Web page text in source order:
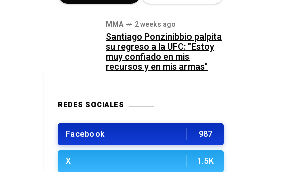
MMA 2 weeks ago
Santiago Ponzinibbio palpita
su regreso a la UFC: "Estoy
muy confiado en mis
recursos y en mis armas"
REDES SOCIALES
Facebook 987
X 1.5K